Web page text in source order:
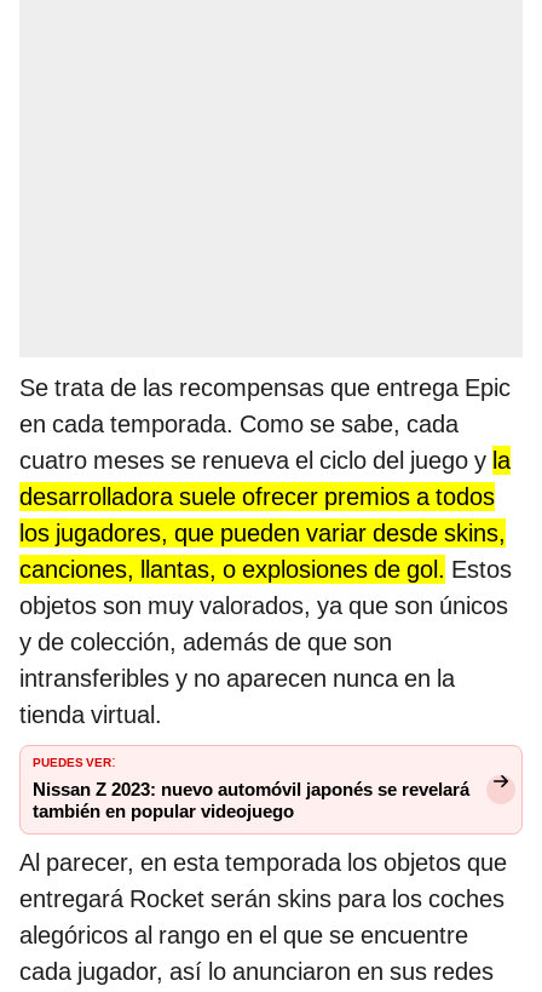
Se trata de las recompensas que entrega Epic
en cada temporada. Como se sabe, cada
cuatro meses se renueva el ciclo del juego y la
desarrolladora suele ofrecer premios a todos
los jugadores, que pueden variar desde skins,
canciones, llantas, o explosiones de gol. Estos
objetos son muy valorados, ya que son únicos
y de colección, además de que son
intransferibles y no aparecen nunca en la
tienda virtual.
PUEDES VER:
Nissan Z 2023: nuevo automóvil japonés se revelará
también en popular videojuego
Al parecer, en esta temporada los objetos que
entregará Rocket serán skins para los coches
alegóricos al rango en el que se encuentre
cada jugador, así lo anunciaron en sus redes